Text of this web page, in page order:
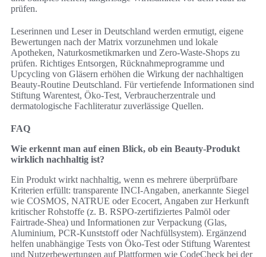
prüfen.
Leserinnen und Leser in Deutschland werden ermutigt, eigene
Bewertungen nach der Matrix vorzunehmen und lokale
Apotheken, Naturkosmetikmarken und Zero-Waste-Shops zu
prüfen. Richtiges Entsorgen, Rücknahmeprogramme und
Upcycling von Gläsern erhöhen die Wirkung der nachhaltigen
Beauty-Routine Deutschland. Für vertiefende Informationen sind
Stiftung Warentest, Öko-Test, Verbraucherzentrale und
dermatologische Fachliteratur zuverlässige Quellen.
FAQ
Wie erkennt man auf einen Blick, ob ein Beauty-Produkt
wirklich nachhaltig ist?
Ein Produkt wirkt nachhaltig, wenn es mehrere überprüfbare
Kriterien erfüllt: transparente INCI-Angaben, anerkannte Siegel
wie COSMOS, NATRUE oder Ecocert, Angaben zur Herkunft
kritischer Rohstoffe (z. B. RSPO-zertifiziertes Palmöl oder
Fairtrade-Shea) und Informationen zur Verpackung (Glas,
Aluminium, PCR-Kunststoff oder Nachfüllsystem). Ergänzend
helfen unabhängige Tests von Öko-Test oder Stiftung Warentest
und Nutzerbewertungen auf Plattformen wie CodeCheck bei der